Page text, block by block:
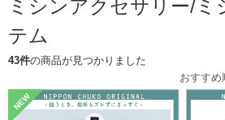
ミシンアクセサリー/ミ
テム
43件の商品が見つかりました
NEW